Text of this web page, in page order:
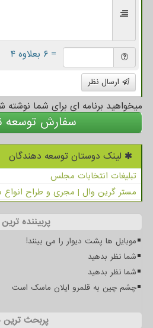
= ۶ بعلاوه ۴
ارسال نظر
میخواهید برنامه ای برای شما نوشته
سفارش توسعه
لینک دوستان توسعه دهندگان
تبلیغات انتخابات مجلس
مستر گرین وال | مجری و طراح انواع
پربیننده
موبایل ها پشت دیوار را می بینند!
شما نظر بدهید
شما نظر بدهید
چشم چین به قلمرو ایلان ماسک است
پربحث ترین